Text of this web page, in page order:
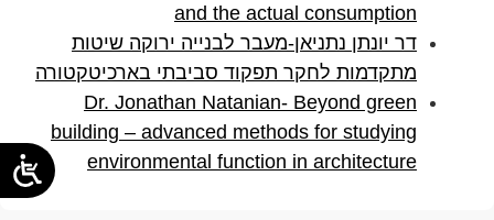
and the actual consumption
דר יונתן נתניאן-מעבר לבנייה ירוקה שיטות
מתקדמות לחקר תפקוד סביבתי בארכיטקטורה
Dr. Jonathan Natanian- Beyond green
building – advanced methods for studying
environmental function in architecture